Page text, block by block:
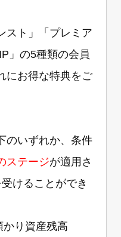
スト」「プレミア
」の5種類の会員
にお得な特典をご
のいずれか、条件
ステージが適用さ
けることができ
り資産残高